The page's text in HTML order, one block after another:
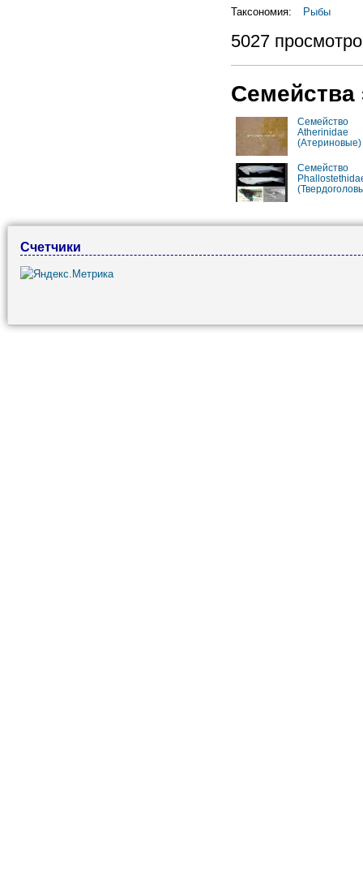
Таксономия: Рыбы
5027
Семейства
Семейство
Atherinidae
(Атериновые)
Семейство
Счетчики